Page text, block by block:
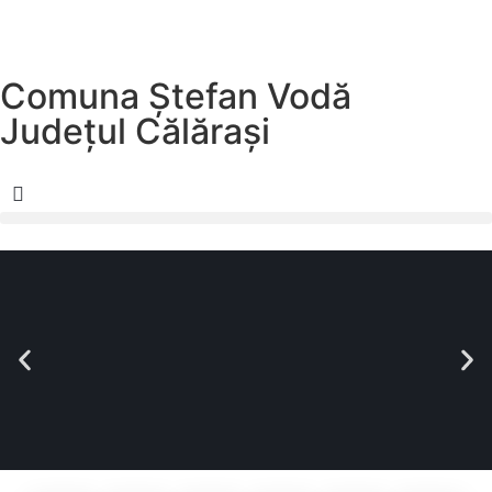
Comuna Ștefan Vodă
Județul Călărași